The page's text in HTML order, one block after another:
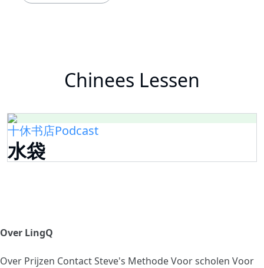
Chinees Lessen
十休书店Podcast
水袋
Over LingQ
Over Prijzen ContactSteve's MethodeVoor scholen Voor